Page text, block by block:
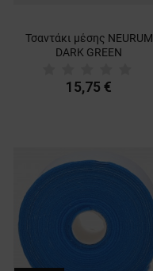
Τσαντάκι μέσης NEURUM
DARK GREEN
15,75 €